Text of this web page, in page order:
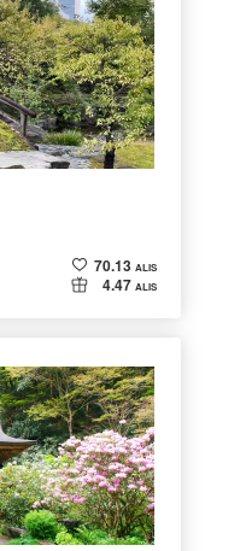
70.13 ALIS
4.47 ALIS